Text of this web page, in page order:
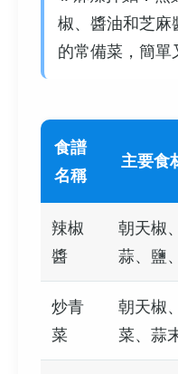
椒、醬油和芝麻
的常備菜，簡單
食譜
名稱
主要食
辣椒
醬
朝天椒
蒜、鹽
炒青
菜
朝天椒
菜、蒜